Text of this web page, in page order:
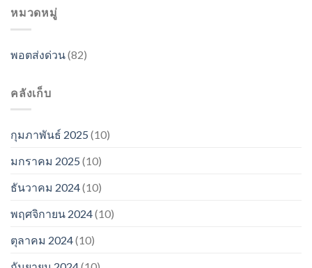
หมวดหมู่
พอตส่งด่วน(82)
คลังเก็บ
กุมภาพันธ์ 2025 (10)
มกราคม 2025 (10)
ธันวาคม 2024(10)
พฤศจิกายน 2024(10)
ตุลาคม 2024(10)